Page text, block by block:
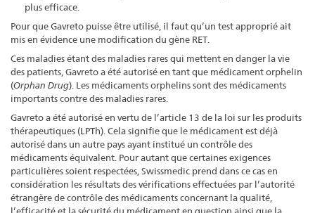
plus efficace.
Pour que Gavreto puisse être utilisé, il faut qu’un test approprié ait
mis en évidence une modification du gène RET.
Ces maladies étant des maladies rares qui mettent en danger la vie
des patients, Gavreto a été autorisé en tant que médicament orphelin
(Orphan Drug). Les médicaments orphelins sont des médicaments
importants contre des maladies rares.
Gavreto a été autorisé en vertu de l’article 13 de la loi sur les produits
thérapeutiques (LPTh). Cela signifie que le médicament est déjà
autorisé dans un autre pays ayant institué un contrôle des
médicaments équivalent. Pour autant que certaines exigences
particulières soient respectées, Swissmedic prend dans ce cas en
considération les résultats des vérifications effectuées par l’autorité
étrangère de contrôle des médicaments concernant la qualité,
l’efficacité et la sécurité du médicament en question ainsi que la